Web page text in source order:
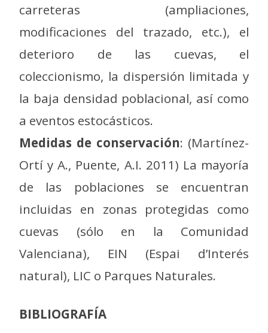
carreteras (ampliaciones,
modificaciones del trazado, etc.), el
deterioro de las cuevas, el
coleccionismo, la dispersión limitada y
la baja densidad poblacional, así como
a eventos estocásticos.
Medidas de conservación: (Martínez-
Ortí y A., Puente, A.I. 2011) La mayoría
de las poblaciones se encuentran
incluidas en zonas protegidas como
cuevas (sólo en la Comunidad
Valenciana), EIN (Espai d’Interés
natural), LIC o Parques Naturales.
BIBLIOGRAFÍA